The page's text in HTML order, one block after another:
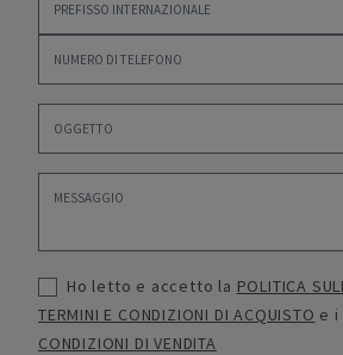
Ho letto e accetto la POLITICA
TERMINI E CONDIZIONI DI ACQUISTO e i
CONDIZIONI DI VENDITA